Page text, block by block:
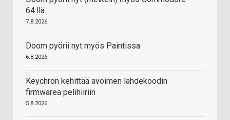
64:llä
7.8.2026
Doom pyörii nyt myös Paintissa
6.8.2026
Keychron kehittää avoimen lähdekoodin
firmwarea pelihiiriin
5.8.2026